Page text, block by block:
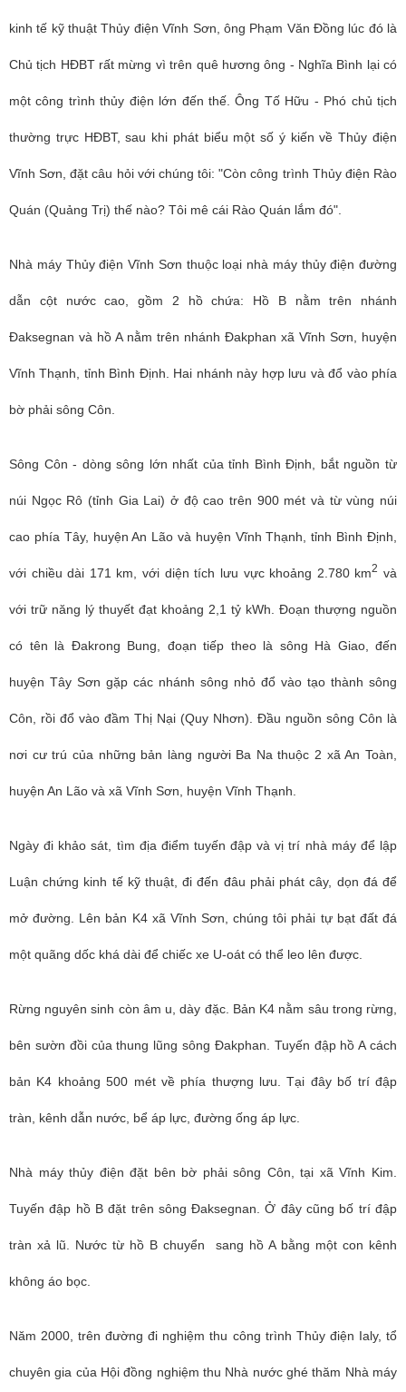
kinh tế kỹ thuật Thủy điện Vĩnh Sơn, ông Phạm Văn Đồng lúc đó là
Chủ tịch HĐBT rất mừng vì trên quê hương ông - Nghĩa Bình lại có
một công trình thủy điện lớn đến thế. Ông Tố Hữu - Phó chủ tịch
thường trực HĐBT, sau khi phát biểu một số ý kiến về Thủy điện
Vĩnh Sơn, đặt câu hỏi với chúng tôi: "Còn công trình Thủy điện Rào
Quán (Quảng Trị) thế nào? Tôi mê cái Rào Quán lắm đó".
Nhà máy Thủy điện Vĩnh Sơn thuộc loại nhà máy thủy điện đường
dẫn cột nước cao, gồm 2 hồ chứa: Hồ B nằm trên nhánh
Đaksegnan và hồ A nằm trên nhánh Đakphan xã Vĩnh Sơn, huyện
Vĩnh Thạnh, tỉnh Bình Định. Hai nhánh này hợp lưu và đổ vào phía
bờ phải sông Côn.
Sông Côn - dòng sông lớn nhất của tỉnh Bình Định, bắt nguồn từ
núi Ngọc Rô (tỉnh Gia Lai) ở độ cao trên 900 mét và từ vùng núi
cao phía Tây, huyện An Lão và huyện Vĩnh Thạnh, tỉnh Bình Định,
với chiều dài 171 km, với diện tích lưu vực khoảng 2.780 km2 và
với trữ năng lý thuyết đạt khoảng 2,1 tỷ kWh. Đoạn thượng nguồn
có tên là Đakrong Bung, đoạn tiếp theo là sông Hà Giao, đến
huyện Tây Sơn gặp các nhánh sông nhỏ đổ vào tạo thành sông
Côn, rồi đổ vào đầm Thị Nại (Quy Nhơn). Đầu nguồn sông Côn là
nơi cư trú của những bản làng người Ba Na thuộc 2 xã An Toàn,
huyện An Lão và xã Vĩnh Sơn, huyện Vĩnh Thạnh.
Ngày đi khảo sát, tìm địa điểm tuyến đập và vị trí nhà máy để lập
Luận chứng kinh tế kỹ thuật, đi đến đâu phải phát cây, dọn đá để
mở đường. Lên bản K4 xã Vĩnh Sơn, chúng tôi phải tự bạt đất đá
một quãng dốc khá dài để chiếc xe U-oát có thể leo lên được.
Rừng nguyên sinh còn âm u, dày đặc. Bản K4 nằm sâu trong rừng,
bên sườn đồi của thung lũng sông Đakphan. Tuyến đập hồ A cách
bản K4 khoảng 500 mét về phía thượng lưu. Tại đây bố trí đập
tràn, kênh dẫn nước, bể áp lực, đường ống áp lực.
Nhà máy thủy điện đặt bên bờ phải sông Côn, tại xã Vĩnh Kim.
Tuyến đập hồ B đặt trên sông Đaksegnan. Ở đây cũng bố trí đập
tràn xả lũ. Nước từ hồ B chuyển sang hồ A bằng một con kênh
không áo bọc.
Năm 2000, trên đường đi nghiệm thu công trình Thủy điện Ialy, tổ
chuyên gia của Hội đồng nghiệm thu Nhà nước ghé thăm Nhà máy